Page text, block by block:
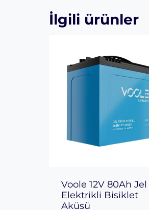
İlgili ürünler
Voole 12V 80Ah Jel
Elektrikli Bisiklet
Aküsü